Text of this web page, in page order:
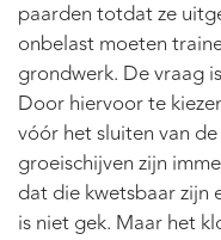
paarden totdat ze
onbelast moeten
grondwerk. De vraag
Door hiervoor te
vóór het sluiten van
groeischijven zijn
dat die kwetsbaar zijn
is niet gek. Maar het